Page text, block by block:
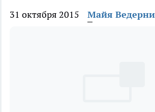
31 октября 2015 Майя